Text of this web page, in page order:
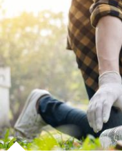
S
S
E
T
E